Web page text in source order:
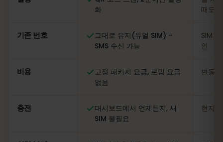
화
때도
기존 번호
그대로 유지(듀얼 SIM) –
SMS 수신 가능
SIM
인
비용
고정 패키지 요금, 로밍 요금
없음
변동
충전
대시보드에서 언제든지, 새
SIM 불필요
현지